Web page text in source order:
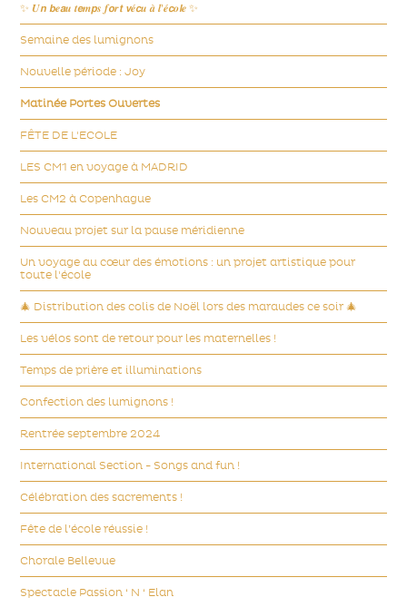
✨ 𝑼𝙣 𝙗𝒆𝙖𝒖 𝒕𝙚𝒎𝙥𝒔 𝒇𝙤𝒓𝙩 𝙫𝒆́𝙘𝒖 𝒂̀ 𝒍’𝒆́𝙘𝒐𝙡𝒆 ✨
Semaine des lumignons
Nouvelle période : Joy
Matinée Portes Ouvertes
FÊTE DE L'ECOLE
LES CM1 en voyage à MADRID
Les CM2 à Copenhague
Nouveau projet sur la pause méridienne
Un voyage au cœur des émotions : un projet artistique pour
toute l'école
🎄 Distribution des colis de Noël lors des maraudes ce soir 🎄
Les vélos sont de retour pour les maternelles !
Temps de prière et illuminations
Confection des lumignons !
Rentrée septembre 2024
International Section - Songs and fun !
Célébration des sacrements !
Fête de l’école réussie !
Chorale Bellevue
Spectacle Passion ‘ N ‘ Elan